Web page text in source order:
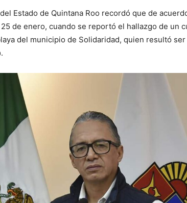
Estado de Quintana Roo recordó que de
de enero, cuando se reportó el hallazgo de un
del municipio de Solidaridad, quien resultó